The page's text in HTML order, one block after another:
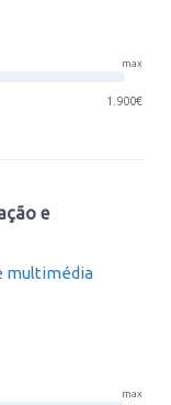
max
1.900€
e
multimédia
max